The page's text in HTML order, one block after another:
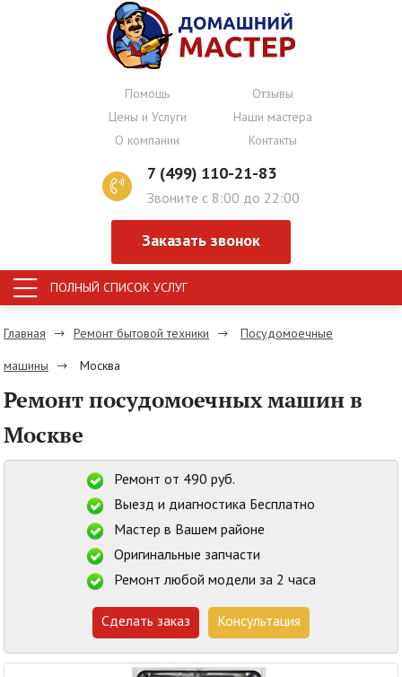
Помощь
Отзывы
Цены и Услуги
Наши мастера
О компании
Контакты
7 (499) 110-21-83
Звоните с 8:00 до 22:00
Заказать звонок
ПОЛНЫЙ СПИСОК УСЛУГ
Главная Ремонт бытовой техники Посудомоечные
машины Москва
Ремонт посудомоечных машин в
Москве
Ремонт от 490 руб.
Выезд и диагностика Бесплатно
Мастер в Вашем районе
Оригинальные запчасти
Ремонт любой модели за 2 часа
Сделать заказ Консультация